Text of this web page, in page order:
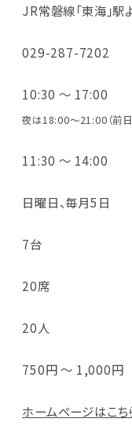
JR常磐線「東海」駅
029-287-7202
10:30 ～ 17:00
夜は18:00～21:00（前
11:30 ～ 14:00
日曜日、毎月5日
7台
20席
20人
750円 ～ 1,000円
ホームページはこち